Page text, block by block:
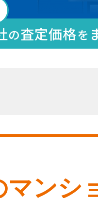
の査定価格を
マンシ